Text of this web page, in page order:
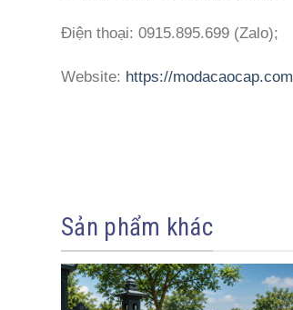
Điện thoại: 0915.895.699 (Zalo);
Website: https://modacaocap.com
Sản phẩm khác